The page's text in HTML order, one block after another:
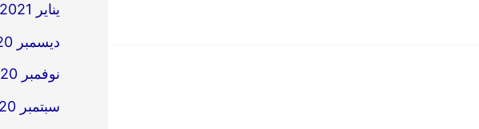
يناير 2021
ديسمبر 2020
نوفمبر 2020
سبتمبر 2020